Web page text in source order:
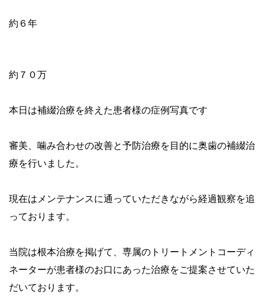
約６年
約７０万
本日は補綴治療を終えた患者様の症例写真です
審美、噛み合わせの改善と予防治療を目的に奥歯の補綴治
療を行いました。
現在はメンテナンスに通っていただきながら経過観察を追
っております。
当院は根本治療を掲げて、専属のトリートメントコーディ
ネーターが患者様のお口にあった治療をご提案させていた
だいております。